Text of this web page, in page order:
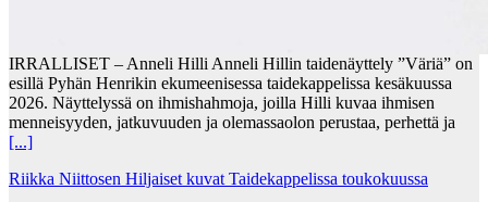
IRRALLISET – Anneli Hilli Anneli Hillin taidenäyttely ”Väriä” on
esillä Pyhän Henrikin ekumeenisessa taidekappelissa kesäkuussa
2026. Näyttelyssä on ihmishahmoja, joilla Hilli kuvaa ihmisen
menneisyyden, jatkuvuuden ja olemassaolon perustaa, perhettä ja
[...]
Riikka Niittosen Hiljaiset kuvat Taidekappelissa toukokuussa